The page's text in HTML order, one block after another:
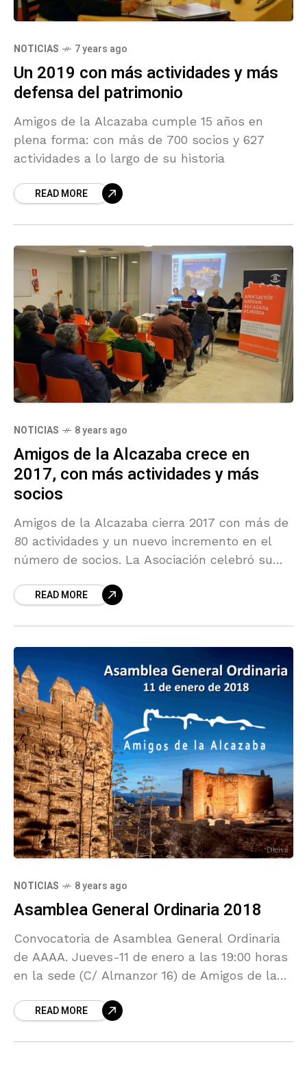
NOTICIAS 7 years ago
Un 2019 con más actividades y más
defensa del patrimonio
Amigos de la Alcazaba cumple 15 años en
plena forma: con más de 700 socios y 627
actividades a lo largo de su historia
READ MORE
NOTICIAS 8 years ago
Amigos de la Alcazaba crece en
2017, con más actividades y más
socios
Amigos de la Alcazaba cierra 2017 con más de
80 actividades y un nuevo incremento en el
número de socios. La Asociación celebró su
decidieron los Premios Alcazaba, que se darán
READ MORE
NOTICIAS 8 years ago
Asamblea General Ordinaria 2018
Convocatoria de Asamblea General Ordinaria
de AAAA. Jueves-11 de enero a las 19:00 horas
en la sede (C/ Almanzor 16) de Amigos de la
vino español
READ MORE